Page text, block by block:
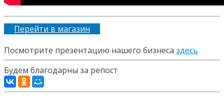
Перейти в магазин
Посмотрите презентацию нашего бизнеса здесь
Будем благодарны за репост